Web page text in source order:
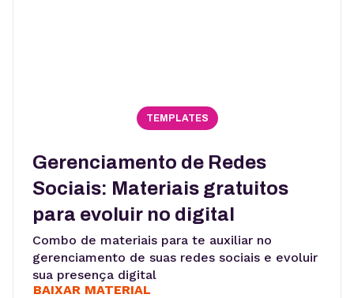
TEMPLATES
Gerenciamento de Redes
Sociais: Materiais gratuitos
para evoluir no digital
Combo de materiais para te auxiliar no
gerenciamento de suas redes sociais e evoluir
sua presença digital
BAIXAR MATERIAL